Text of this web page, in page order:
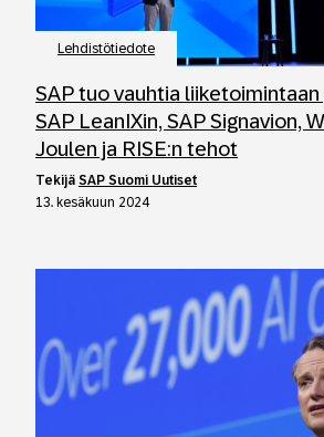
Lehdistötiedote
SAP tuo vauhtia
SAP LeanIXin, SAP Signavion,
Joulen ja RISE:n tehot
tekijä SAP Suomi Uutiset
13. kesäkuun 2024